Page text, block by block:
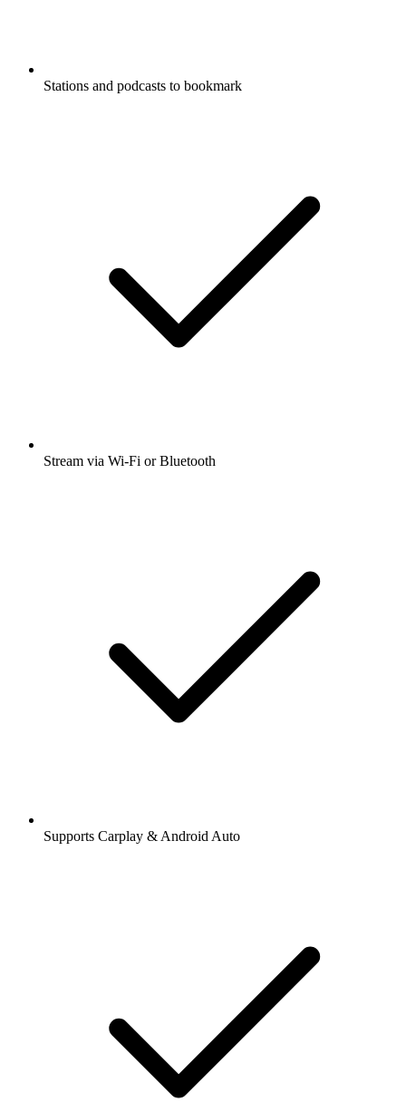
Stations and podcasts to bookmark
Stream via Wi-Fi or Bluetooth
Supports Carplay & Android Auto